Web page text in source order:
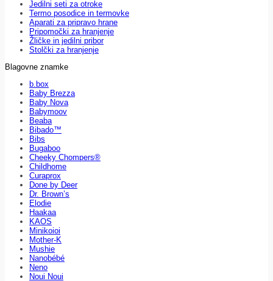
Jedilni seti za otroke
Termo posodice in termovke
Aparati za pripravo hrane
Pripomočki za hranjenje
Žličke in jedilni pribor
Stolčki za hranjenje
Blagovne znamke
b.box
Baby Brezza
Baby Nova
Babymoov
Beaba
Bibado™
Bibs
Bugaboo
Cheeky Chompers®
Childhome
Curaprox
Done by Deer
Dr. Brown’s
Elodie
Haakaa
KAOS
Minikoioi
Mother-K
Mushie
Nanobébé
Neno
Noui Noui